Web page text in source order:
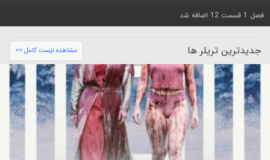
فصل 1 قسمت 12 اضافه شد
جدیدترین تریلر ها مشاهده لیست کامل >>